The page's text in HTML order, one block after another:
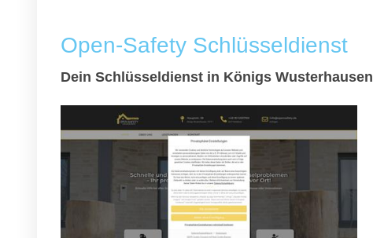
Open-Safety Schlüsseldienst
Dein Schlüsseldienst in Königs Wusterhausen